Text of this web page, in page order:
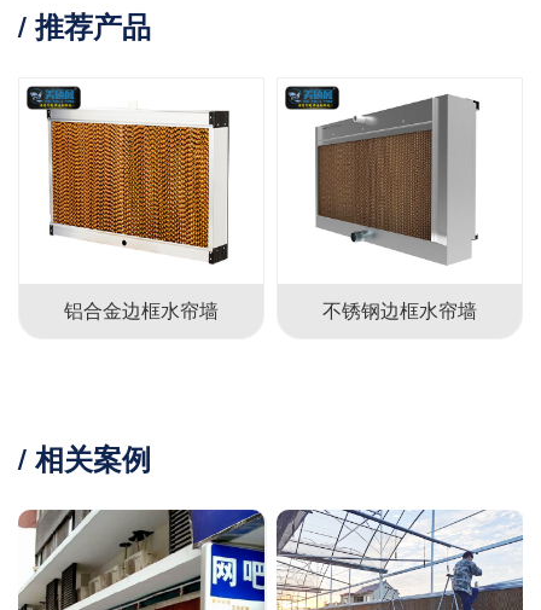
/ 推荐产品
铝合金边框水帘墙 不锈钢边框水帘墙
/ 相关案例